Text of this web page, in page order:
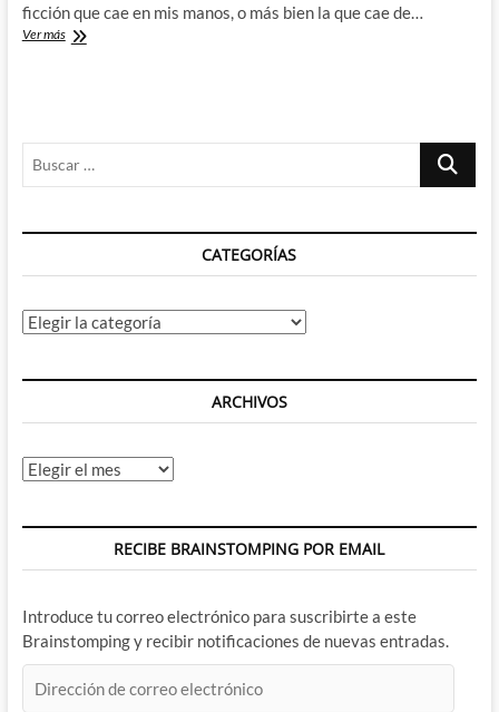
ficción que cae en mis manos, o más bien la que cae de…
Ver másLa
Un
cercano
mi
Buscar
CATEGORÍAS
Categorías
ARCHIVOS
Archivos
RECIBE BRAINSTOMPING POR EMAIL
Introduce tu correo electrónico para suscribirte a este
Brainstomping y recibir notificaciones de nuevas entradas.
de